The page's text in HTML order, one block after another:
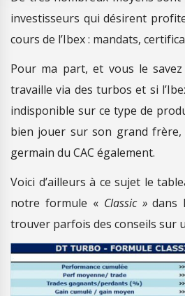
investisseurs qui désirent
cours de l’Ibex : mandats,
Pour ma part, et vous le
travaille via des turbos et si
indisponible sur ce type de
bien jouer sur son grand frère,
germain du CAC également.
Voici d’ailleurs à ce sujet le
notre formule « Classic »dans
trouver parfois des conseils sur